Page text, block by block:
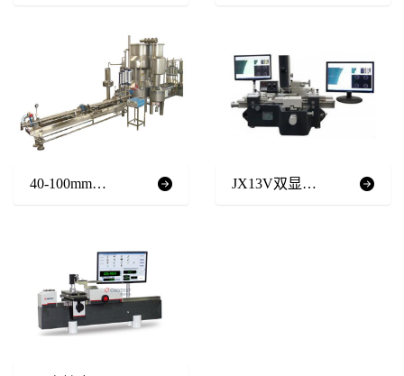
40-100mm口径 摄像式全自动水表检定装置(容积法) JX13V双显示*工具显微镜